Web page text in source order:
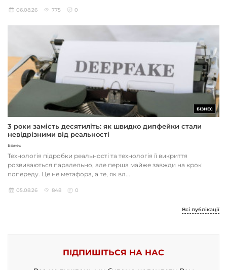
06.08.26 775 0
БІЗНЕС
3 роки замість десятиліть: як швидко дипфейки стали
невідрізними від реальності
Бізнес
Технологія підробки реальності та технологія її викриття
розвиваються паралельно, але перша майже завжди на крок
попереду. Це не метафора, а те, як вл...
05.08.26 848 0
Всі публікації
ПІДПИШІТЬСЯ НА НАС